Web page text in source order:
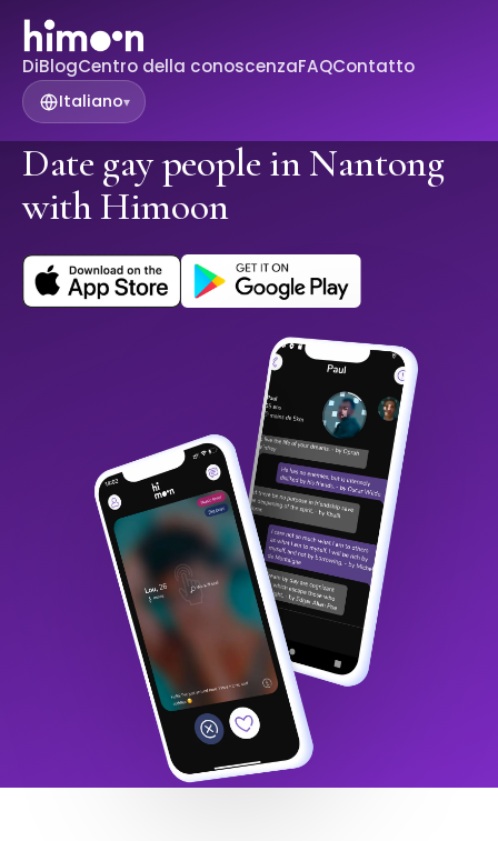
DiBlogCentro della conoscenzaFAQContatto
Italiano▾
Date gay people in Nantong
with Himoon